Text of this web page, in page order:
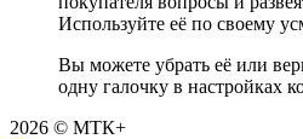
Используйте её по своему
Вы можете убрать её или
одну галочку в настройках
2026 © МТК+